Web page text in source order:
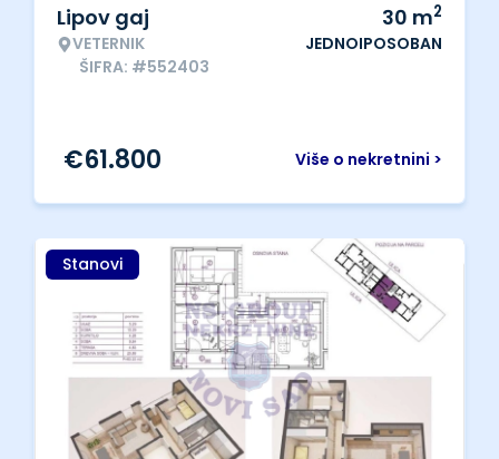
Lipov gaj
VETERNIK
ŠIFRA: #552403
30 m2
JEDNOIPOSOBAN
Više o nekretnini >
€61.800
Stanovi